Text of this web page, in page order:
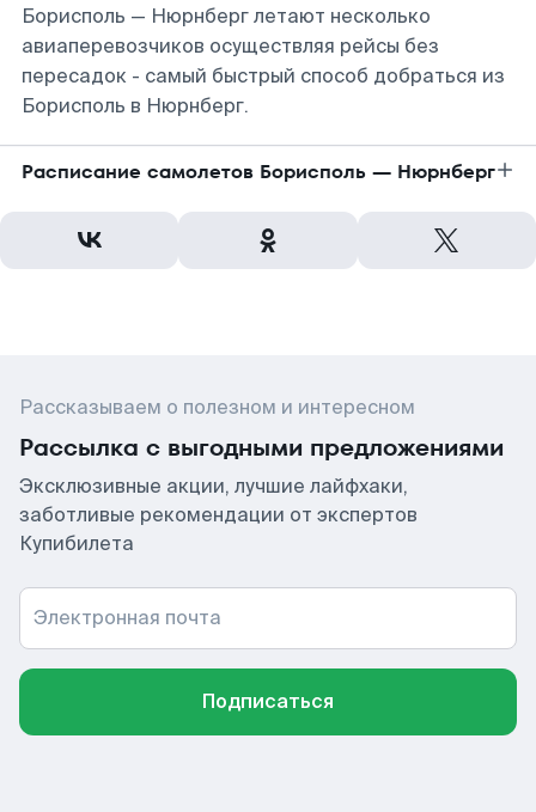
Борисполь — Нюрнберг летают несколько
авиаперевозчиков осуществляя рейсы без
пересадок - самый быстрый способ добраться из
Борисполь в Нюрнберг.
Расписание самолетов Борисполь — Нюрнберг
Рассказываем о полезном и интересном
Рассылка с выгодными предложениями
Эксклюзивные акции, лучшие лайфхаки,
заботливые рекомендации от экспертов
Купибилета
Электронная почта
Подписаться